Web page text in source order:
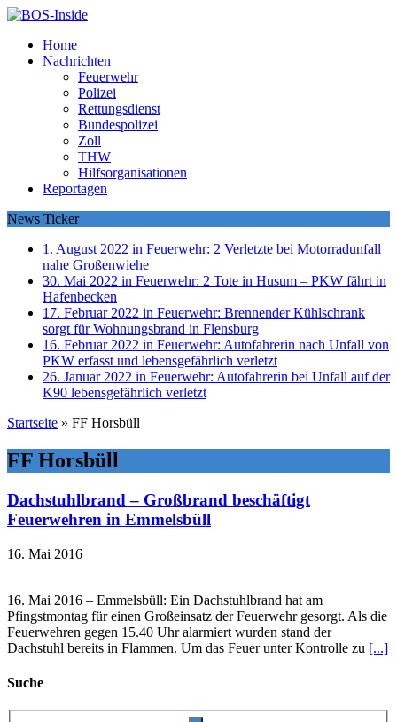
Home
Nachrichten
Feuerwehr
Polizei
Rettungsdienst
Bundespolizei
Zoll
THW
Hilfsorganisationen
Reportagen
News Ticker
1. August 2022 in Feuerwehr: 2 Verletzte bei Motorradunfall
nahe Großenwiehe
30. Mai 2022 in Feuerwehr: 2 Tote in Husum – PKW fährt in
Hafenbecken
17. Februar 2022 in Feuerwehr: Brennender Kühlschrank
sorgt für Wohnungsbrand in Flensburg
16. Februar 2022 in Feuerwehr: Autofahrerin nach Unfall von
PKW erfasst und lebensgefährlich verletzt
26. Januar 2022 in Feuerwehr: Autofahrerin bei Unfall auf der
K90 lebensgefährlich verletzt
Startseite » FF Horsbüll
FF Horsbüll
Dachstuhlbrand – Großbrand beschäftigt
Feuerwehren in Emmelsbüll
16. Mai 2016
16. Mai 2016 – Emmelsbüll: Ein Dachstuhlbrand hat am
Pfingstmontag für einen Großeinsatz der Feuerwehr gesorgt. Als die
Feuerwehren gegen 15.40 Uhr alarmiert wurden stand der
Dachstuhl bereits in Flammen. Um das Feuer unter Kontrolle zu [...]
Suche